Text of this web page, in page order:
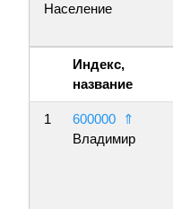
Население
Индекс,
название
1 600000
⇑
Владимир